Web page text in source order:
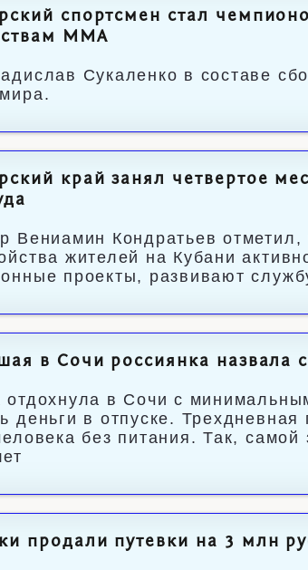
спортсмен стал
ММА
Сукаленко в составе
край занял четвертое
Вениамин Кондратьев
жителей на Кубани
проекты, развивают
в Сочи россиянка назвала
отдохнула в Сочи с
деньги в отпуске.
без питания. Так,
продали путевки на 3 млн